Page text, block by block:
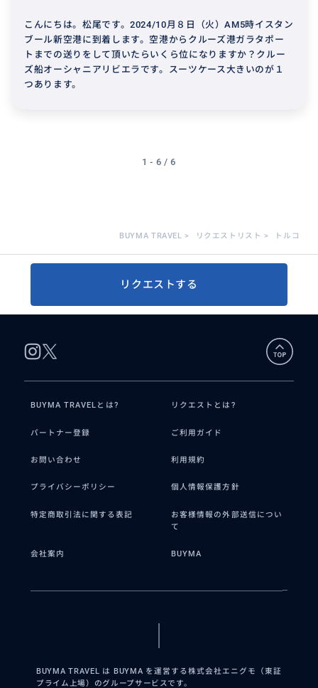
こんにちは。松尾です。2024/10月８日（火）AM5時イスタン
ブール新空港に到着します。空港からクルーズ港ガラタポー
トまでの送りをして頂いたらいくら位になりますか？クルー
ズ船オーシャニアリビエラです。スーツケース大きいのが１
つあります。
1 - 6 / 6
BUYMA TRAVEL > リクエストリスト > トルコ
リクエストする
BUYMA TRAVELとは? リクエストとは?
パートナー登録 ご利用ガイド
お問い合わせ 利用規約
プライバシーポリシー 個人情報保護方針
特定商取引法に関する表記
お客様情報の外部送信につい
て
会社案内 BUYMA
BUYMA TRAVEL は BUYMA を運営する株式会社エニグモ（東証
プライム上場）のグループサービスです。